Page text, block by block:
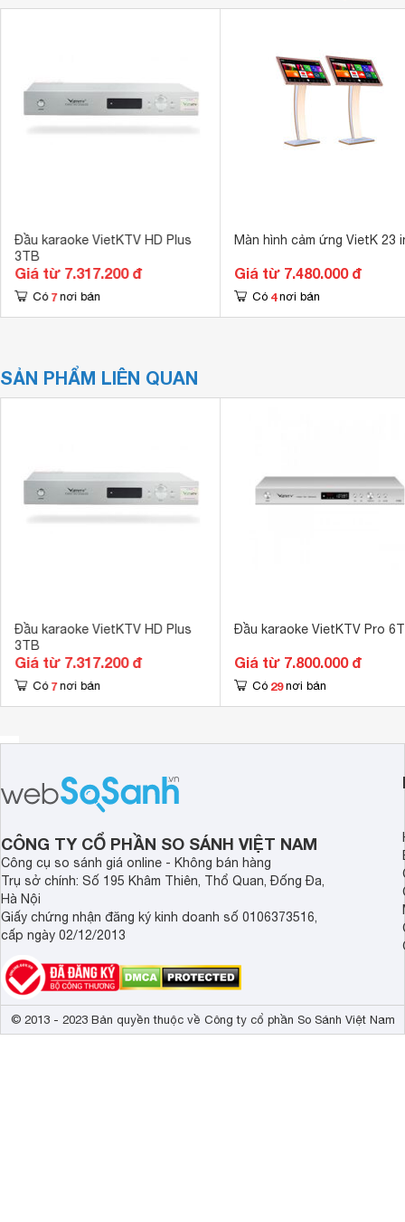
Đầu karaoke VietKTV HD Plus
3TB
Giá từ 7.317.200 đ
Có 7 nơi bán
Màn hình cảm ứng VietK 23
Giá từ 7.480.000 đ
Có 4 nơi bán
SẢN PHẨM LIÊN QUAN
Đầu karaoke VietKTV HD Plus
3TB
Giá từ 7.317.200 đ
Có 7 nơi bán
Đầu karaoke VietKTV Pro
Giá từ 7.800.000 đ
Có 29 nơi bán
CÔNG TY CỔ PHẦN SO SÁNH VIỆT NAM
Công cụ so sánh giá online - Không bán hàng
Trụ sở chính: Số 195 Khâm Thiên, Thổ Quan, Đống Đa,
Hà Nội
Giấy chứng nhận đăng ký kinh doanh số 0106373516,
cấp ngày 02/12/2013
© 2013 - 2023 Bản quyền thuộc về Công ty cổ phần So Sánh Việt Nam